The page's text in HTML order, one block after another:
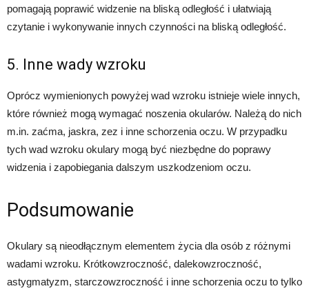
pomagają poprawić widzenie na bliską odległość i ułatwiają
czytanie i wykonywanie innych czynności na bliską odległość.
5. Inne wady wzroku
Oprócz wymienionych powyżej wad wzroku istnieje wiele innych,
które również mogą wymagać noszenia okularów. Należą do nich
m.in. zaćma, jaskra, zez i inne schorzenia oczu. W przypadku
tych wad wzroku okulary mogą być niezbędne do poprawy
widzenia i zapobiegania dalszym uszkodzeniom oczu.
Podsumowanie
Okulary są nieodłącznym elementem życia dla osób z różnymi
wadami wzroku. Krótkowzroczność, dalekowzroczność,
astygmatyzm, starczowzroczność i inne schorzenia oczu to tylko